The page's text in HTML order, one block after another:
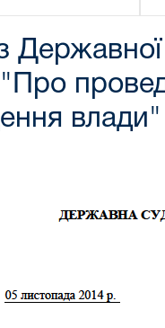
Державної
влади"